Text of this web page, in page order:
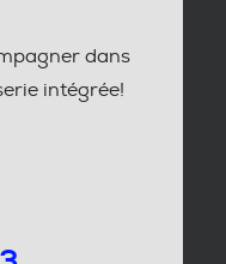
dans
intégrée!